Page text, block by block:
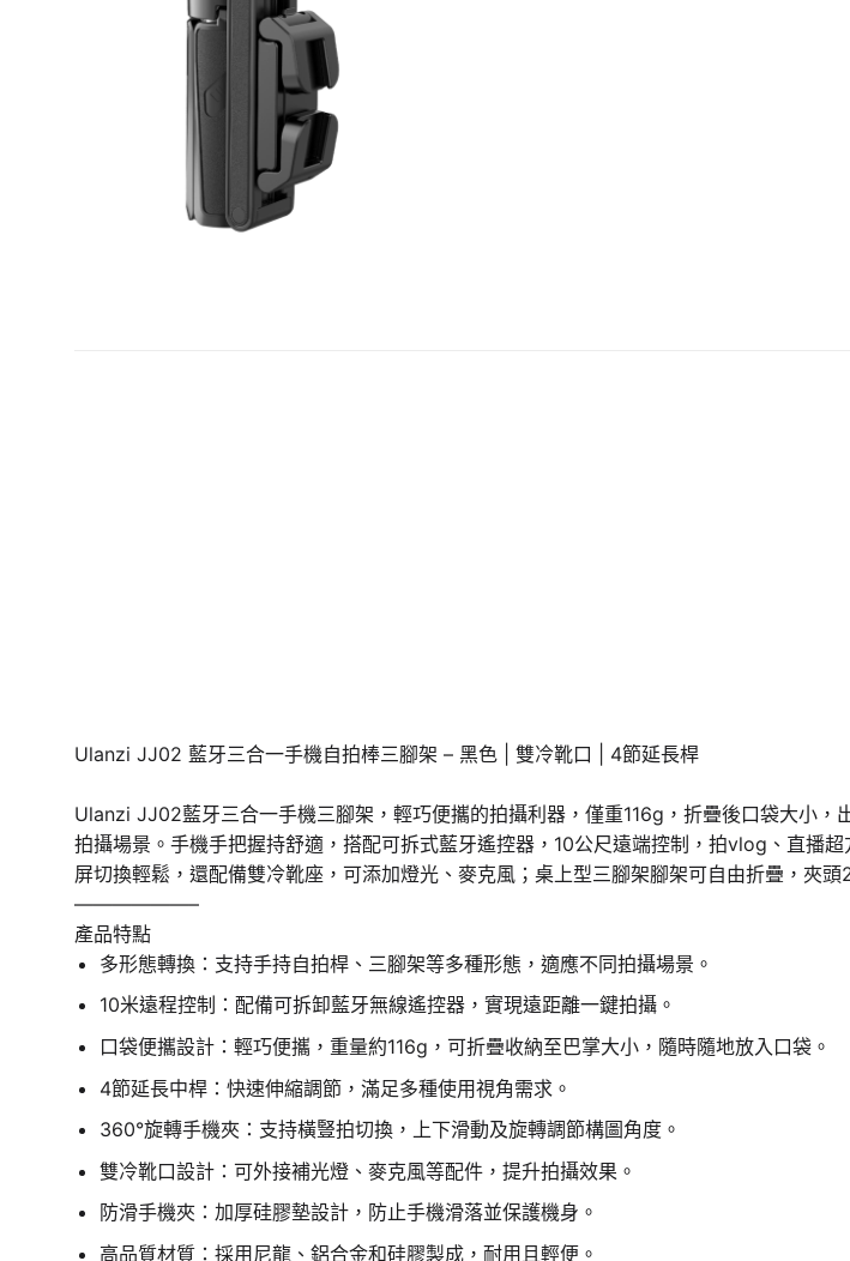
Ulanzi JJ02 藍牙三合一手機自拍棒三腳架 – 黑色 | 雙冷靴口 | 4節延長桿
Ulanzi JJ02藍牙三合一手機三腳架，輕巧便攜的拍攝利器，僅重116g，折疊後口袋大小
拍攝場景。手機手把握持舒適，搭配可拆式藍牙遙控器，10公尺遠端控制，拍vlog、直
屏切換輕鬆，還配備雙冷靴座，可添加燈光、麥克風；桌上型三腳架腳架可自由折疊，夾
——————–
產品特點
多形態轉換：支持手持自拍桿、三腳架等多種形態，適應不同拍攝場景。
10米遠程控制：配備可拆卸藍牙無線遙控器，實現遠距離一鍵拍攝。
口袋便攜設計：輕巧便攜，重量約116g，可折疊收納至巴掌大小，隨時隨地放入口袋。
4節延長中桿：快速伸縮調節，滿足多種使用視角需求。
360°旋轉手機夾：支持橫豎拍切換，上下滑動及旋轉調節構圖角度。
雙冷靴口設計：可外接補光燈、麥克風等配件，提升拍攝效果。
防滑手機夾：加厚硅膠墊設計，防止手機滑落並保護機身。
高品質材質：採用尼龍、鋁合金和硅膠製成，耐用且輕便。